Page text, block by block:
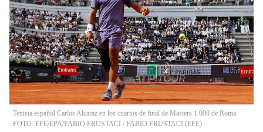
Tenista español Carlos Alcaraz en los cuartos de final de Masters 1.000 de Roma.
FOTO: EFE/EPA/FABIO FRUSTACI / FABIO FRUSTACI (EFE)